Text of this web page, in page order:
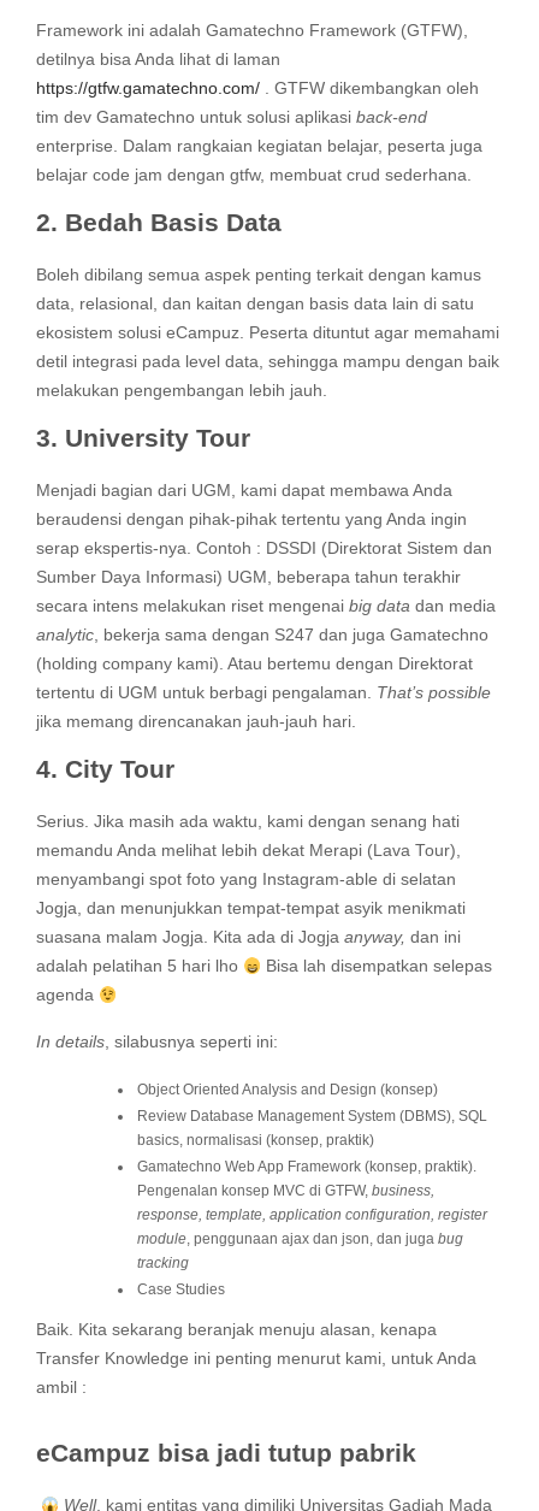
Framework ini adalah Gamatechno Framework (GTFW),
detilnya bisa Anda lihat di laman
https://gtfw.gamatechno.com/ . GTFW dikembangkan oleh
tim dev Gamatechno untuk solusi aplikasi back-end
enterprise. Dalam rangkaian kegiatan belajar, peserta juga
belajar code jam dengan gtfw, membuat crud sederhana.
2. Bedah Basis Data
Boleh dibilang semua aspek penting terkait dengan kamus
data, relasional, dan kaitan dengan basis data lain di satu
ekosistem solusi eCampuz. Peserta dituntut agar memahami
detil integrasi pada level data, sehingga mampu dengan baik
melakukan pengembangan lebih jauh.
3. University Tour
Menjadi bagian dari UGM, kami dapat membawa Anda
beraudensi dengan pihak-pihak tertentu yang Anda ingin
serap ekspertis-nya. Contoh : DSSDI (Direktorat Sistem dan
Sumber Daya Informasi) UGM, beberapa tahun terakhir
secara intens melakukan riset mengenai big data dan media
analytic, bekerja sama dengan S247 dan juga Gamatechno
(holding company kami). Atau bertemu dengan Direktorat
tertentu di UGM untuk berbagi pengalaman. That’s possible
jika memang direncanakan jauh-jauh hari.
4. City Tour
Serius. Jika masih ada waktu, kami dengan senang hati
memandu Anda melihat lebih dekat Merapi (Lava Tour),
menyambangi spot foto yang Instagram-able di selatan
Jogja, dan menunjukkan tempat-tempat asyik menikmati
suasana malam Jogja. Kita ada di Jogja anyway, dan ini
adalah pelatihan 5 hari lho
Bisa lah disempatkan selepas
agenda
In details, silabusnya seperti ini:
Object Oriented Analysis and Design (konsep)
Review Database Management System (DBMS), SQL
basics, normalisasi (konsep, praktik)
Gamatechno Web App Framework (konsep, praktik).
Pengenalan konsep MVC di GTFW, business,
response, template, application configuration, register
module, penggunaan ajax dan json, dan juga bug
tracking
Case Studies
Baik. Kita sekarang beranjak menuju alasan, kenapa
Transfer Knowledge ini penting menurut kami, untuk Anda
ambil :
eCampuz bisa jadi tutup pabrik
Well, kami entitas yang dimiliki Universitas Gadjah Mada